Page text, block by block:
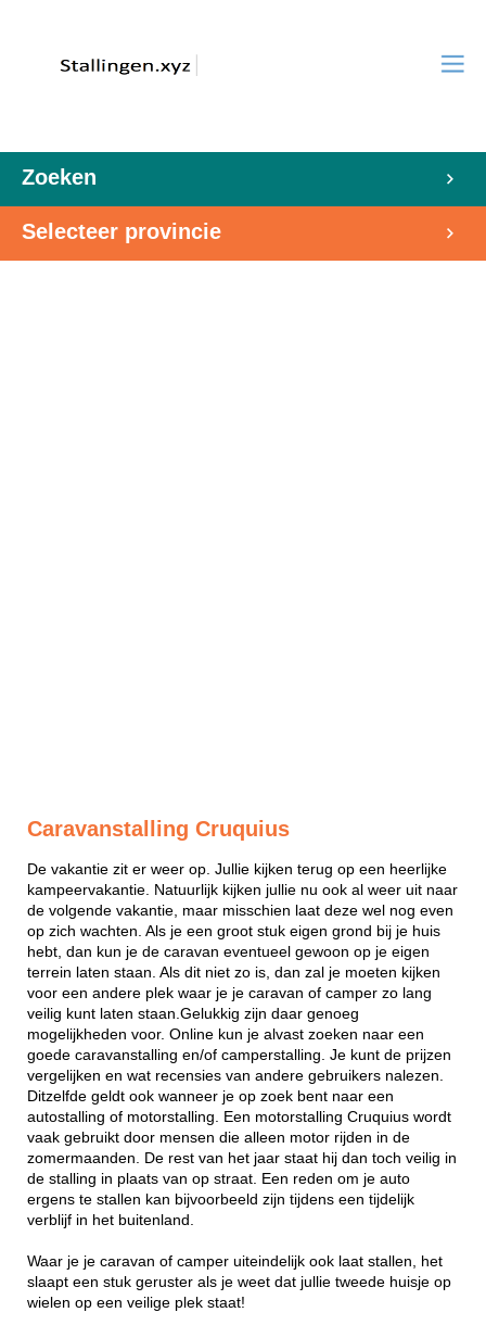
Zoeken
Selecteer provincie
Caravanstalling Cruquius
De vakantie zit er weer op. Jullie kijken terug op een heerlijke
kampeervakantie. Natuurlijk kijken jullie nu ook al weer uit naar
de volgende vakantie, maar misschien laat deze wel nog even
op zich wachten. Als je een groot stuk eigen grond bij je huis
hebt, dan kun je de caravan eventueel gewoon op je eigen
terrein laten staan. Als dit niet zo is, dan zal je moeten kijken
voor een andere plek waar je je caravan of camper zo lang
veilig kunt laten staan.Gelukkig zijn daar genoeg
mogelijkheden voor. Online kun je alvast zoeken naar een
goede caravanstalling en/of camperstalling. Je kunt de prijzen
vergelijken en wat recensies van andere gebruikers nalezen.
Ditzelfde geldt ook wanneer je op zoek bent naar een
autostalling of motorstalling. Een motorstalling Cruquius wordt
vaak gebruikt door mensen die alleen motor rijden in de
zomermaanden. De rest van het jaar staat hij dan toch veilig in
de stalling in plaats van op straat. Een reden om je auto
ergens te stallen kan bijvoorbeeld zijn tijdens een tijdelijk
verblijf in het buitenland.
Waar je je caravan of camper uiteindelijk ook laat stallen, het
slaapt een stuk geruster als je weet dat jullie tweede huisje op
wielen op een veilige plek staat!